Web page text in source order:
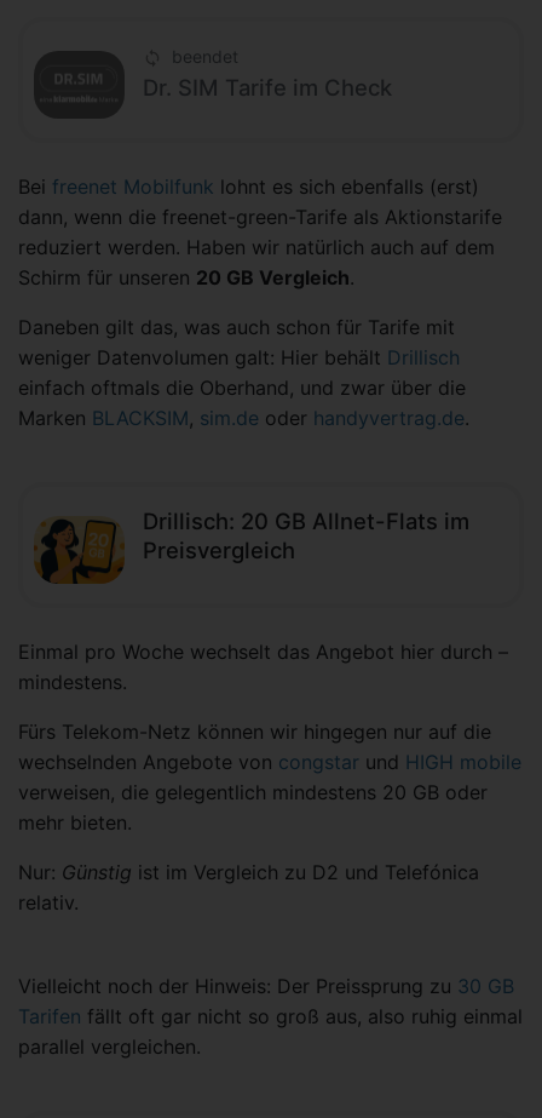
beendet
Dr. SIM Tarife im Check
Bei freenet Mobilfunk lohnt es sich ebenfalls (erst)
dann, wenn die freenet-green-Tarife als Aktionstarife
reduziert werden. Haben wir natürlich auch auf dem
Schirm für unseren 20 GB Vergleich.
Daneben gilt das, was auch schon für Tarife mit
weniger Datenvolumen galt: Hier behält Drillisch
einfach oftmals die Oberhand, und zwar über die
Marken BLACKSIM, sim.de oder handyvertrag.de.
Drillisch: 20 GB Allnet-Flats im
Preisvergleich
Einmal pro Woche wechselt das Angebot hier durch –
mindestens.
Fürs Telekom-Netz können wir hingegen nur auf die
wechselnden Angebote von congstar und HIGH mobile
verweisen, die gelegentlich mindestens 20 GB oder
mehr bieten.
Nur: Günstig ist im Vergleich zu D2 und Telefónica
relativ.
Vielleicht noch der Hinweis: Der Preissprung zu 30 GB
Tarifen fällt oft gar nicht so groß aus, also ruhig einmal
parallel vergleichen.